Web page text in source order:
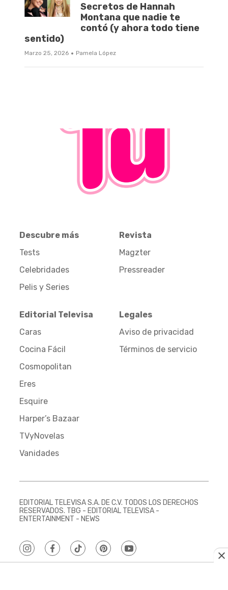
Secretos de Hannah
Montana que nadie te
contó (y ahora todo tiene
sentido)
Marzo 25, 2026 · Pamela López
Descubre más
Tests
Celebridades
Pelis y Series
Revista
Magzter
Pressreader
Editorial Televisa
Caras
Cocina Fácil
Cosmopolitan
Eres
Esquire
Harper’s Bazaar
TVyNovelas
Vanidades
Legales
Aviso de privacidad
Términos de servicio
EDITORIAL TELEVISA S.A. DE C.V. TODOS LOS DERECHOS
RESERVADOS. TBG - EDITORIAL TELEVISA -
ENTERTAINMENT - NEWS
instagramfacebooktiktokpinterestyoutube